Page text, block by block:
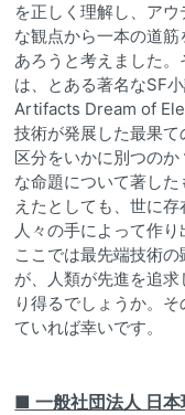
を正しく理解し、ア
な観点から一本の道
あろうと考えました
は、とある著名なSF
Artifacts Dream of
技術が発展した最果
区分をいかに別つの
な命題について著し
えたとしても、世に
人々の手によって作り
ここでは最先端技術
が、人類が先進を追
り得るでしょうか。
ていれば幸いです。
■ 一般社団法人 日